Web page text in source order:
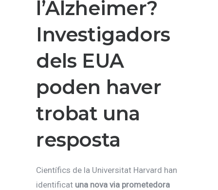
l’Alzheimer?
Investigadors
dels EUA
poden haver
trobat una
resposta
Científics de la Universitat Harvard han
identificat una nova via prometedora